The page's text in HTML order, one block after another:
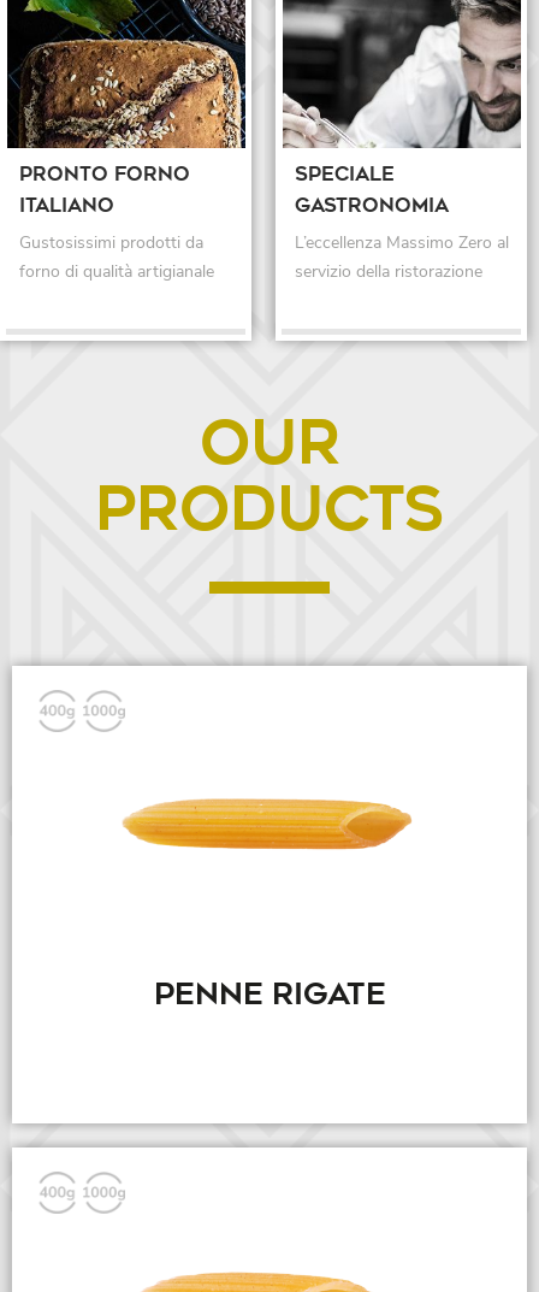
Pronto forno
italiano
Gustosissimi prodotti da
forno di qualità artigianale
Speciale
gastronomia
L’eccellenza Massimo Zero al
servizio della ristorazione
OUR
PRODUCTS
PENNE RIGATE